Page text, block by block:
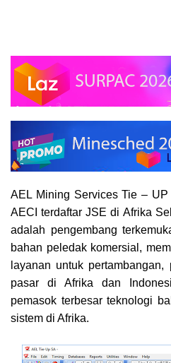
AEL Mining Services Tie –
AECI terdaftar JSE di Afrika
adalah pengembang
bahan peledak komersial,
layanan untuk
pasar di Afrika dan
pemasok terbesar teknologi
sistem di Afrika.